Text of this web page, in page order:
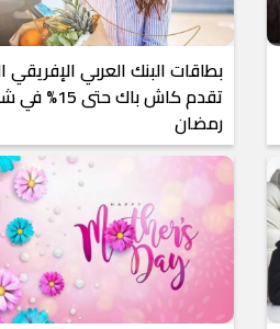
بطاقات البنك العربي الإفريقي
تقدم كاش باك حتى
رمضان